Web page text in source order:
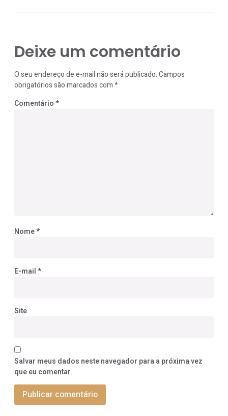
Deixe um comentário
O seu endereço de e-mail não será publicado.Campos
obrigatórios são marcados com*
Comentário*
Nome*
E-mail*
Site
Salvar meus dados neste navegador para a próxima vez
que eu comentar.